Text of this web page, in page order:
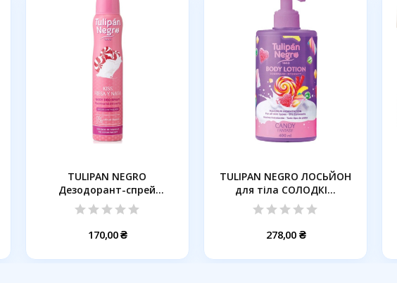
TULIPAN NEGRO
Дезодорант-спрей
Полуничний крем,...
170,00 ₴
TULIPAN NEGRO ЛОСЬЙОН
для тіла СОЛОДКІ...
278,00 ₴